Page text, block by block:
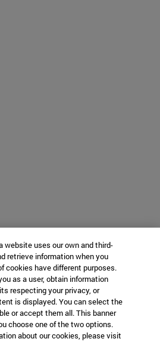
website uses our own and third-
retrieve information when you
cookies have different purposes.
as a user, obtain information
respecting your privacy, or
is displayed. You can select the
or accept them all. This banner
choose one of the two options.
about our cookies, please visit